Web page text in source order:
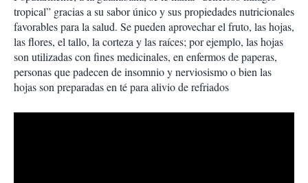
tropical” gracias a su sabor único y sus propiedades nutricionales
favorables para la salud. Se pueden aprovechar el fruto, las hojas,
las flores, el tallo, la corteza y las raíces; por ejemplo, las hojas
son utilizadas con fines medicinales, en enfermos de paperas,
personas que padecen de insomnio y nerviosismo o bien las
hojas son preparadas en té para alivio de refriados